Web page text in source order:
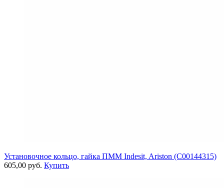
Установочное кольцо, гайка ПММ Indesit, Ariston (C00144315)
605,00 руб. Купить